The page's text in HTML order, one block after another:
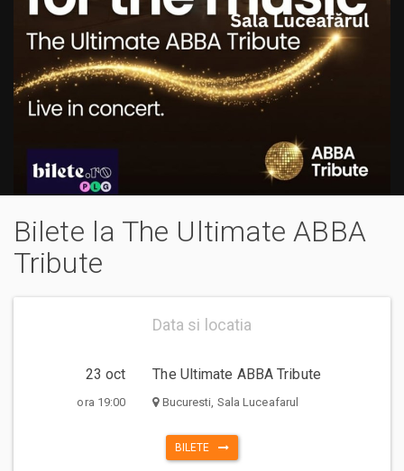
Bilete la The Ultimate ABBA
Tribute
Data si locatia
23 oct
ora 19:00
The Ultimate ABBA Tribute
Bucuresti, Sala Luceafarul
BILETE